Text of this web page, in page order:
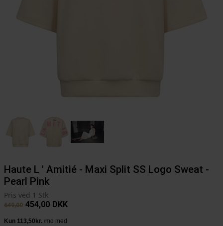
Haute L ' Amitié - Maxi Split SS Logo Sweat -
Pearl Pink
Pris ved 1 Stk
649,00 454,00 DKK